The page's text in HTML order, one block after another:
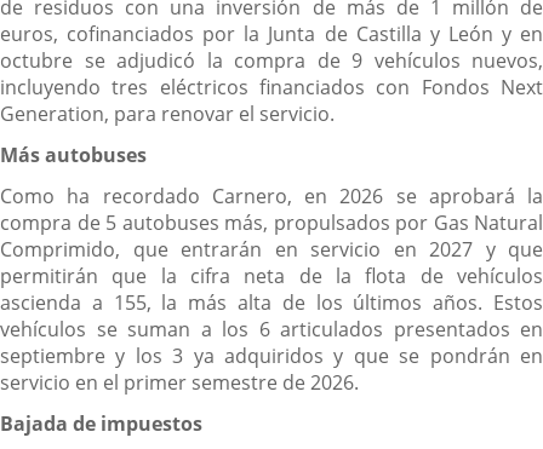
de residuos con una inversión de más de 1 millón de
euros, cofinanciados por la Junta de Castilla y León y en
octubre se adjudicó la compra de 9 vehículos nuevos,
incluyendo tres eléctricos financiados con Fondos Next
Generation, para renovar el servicio.
Más autobuses
Como ha recordado Carnero, en 2026 se aprobará la
compra de 5 autobuses más, propulsados por Gas Natural
Comprimido, que entrarán en servicio en 2027 y que
permitirán que la cifra neta de la flota de vehículos
ascienda a 155, la más alta de los últimos años. Estos
vehículos se suman a los 6 articulados presentados en
septiembre y los 3 ya adquiridos y que se pondrán en
servicio en el primer semestre de 2026.
Bajada de impuestos